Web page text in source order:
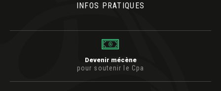
INFOS PRATIQUES
Devenir mécène
pour soutenir le Cpa